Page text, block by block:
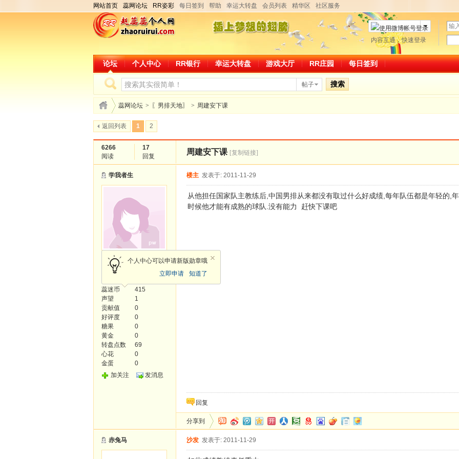
网站首页 蕊网论坛 RR姿彩 每日签到 帮助 幸运大转盘 会员列表 精华区 社区服务
用
户
名
码
微博帐号登录
内容互通，快速登录
论坛 个人中心 RR银行 幸运大转盘 游戏大厅 RR庄园 每日签到
帖子 搜索
蕊网论坛 > 〖男排天地〗 > 周建安下课
返回列表 1 2
6266
阅读
17
回复
周建安下课 [复制链接]
学我者生
中级会员
个人中心可以申请新版勋章哦
立即申请
知道了
蕊迷币
415
声望
1
贡献值
0
好评度
0
糖果
0
黄金
0
转盘点数
69
心花
0
金蛋
0
加关注
发消息
楼主 发表于: 2011-11-29
从他担任国家队主教练后,中国男排从来都没有取过什么好成绩,每年队伍都是年轻的,
时候他才能有成熟的球队.没有能力 赶快下课吧
回复
分享到
赤兔马 沙发 发表于: 2011-11-29